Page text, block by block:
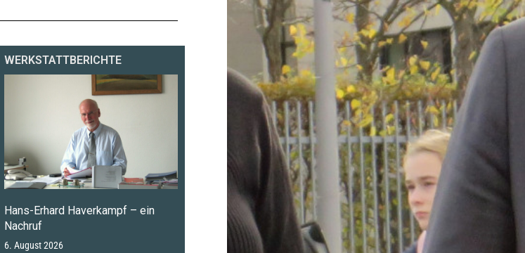
WERKSTATTBERICHTE
Hans-Erhard Haverkampf – ein
Nachruf
6. August 2026